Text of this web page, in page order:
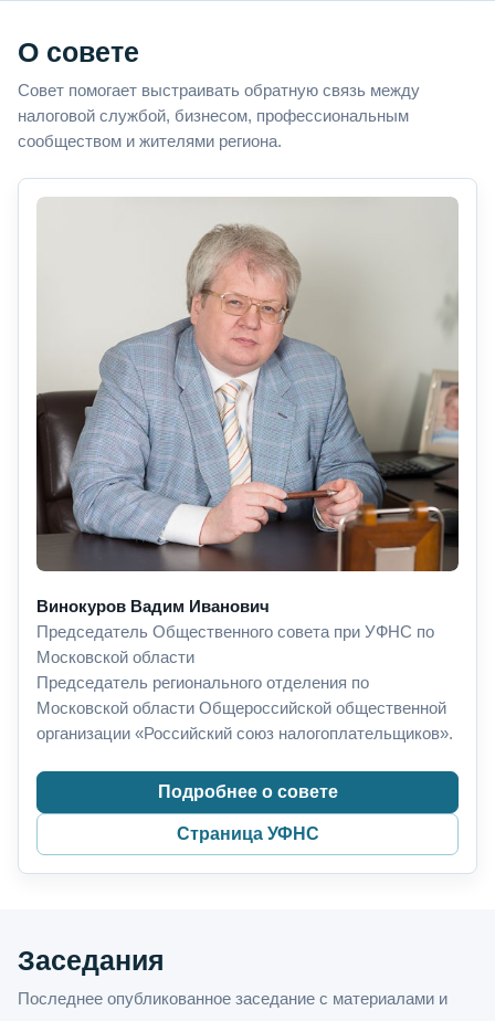
О совете
Совет помогает выстраивать обратную связь между
налоговой службой, бизнесом, профессиональным
сообществом и жителями региона.
Винокуров Вадим Иванович
Председатель Общественного совета при УФНС по
Московской области
Председатель регионального отделения по
Московской области Общероссийской общественной
организации «Российский союз налогоплательщиков».
Подробнее о совете
Страница УФНС
Заседания
Последнее опубликованное заседание с материалами и